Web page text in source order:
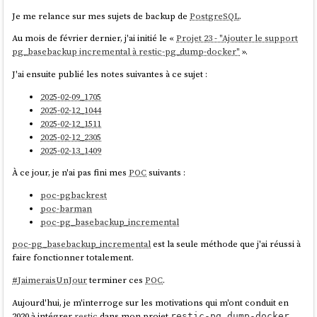
          contentType: 'text/markdown;
        },
        'terre/lune.md': {
          oid:
'153d9d6e9dfedb253c624c9f25fbdb7d8691a042',
          contentType: 'text/markdown;
charset=utf-8'
        },
        'mars.md': {
          oid:
          contentType: 'text/markdown;
charset=utf-8'
        },
        'terre/index.md': {
          oid:
'ccc921b7a66f18e98f4887189824eefe83c7e0b3',
          contentType: 'text/markdown;
        }
      },
      index: 3,
    image: stephaneklein/pg_back-docker-
sidecar:2.5.0-delete-local-file-after-upload
      POSTGRES_HOST: postgres1
      POSTGRES_PORT: 5432
      POSTGRES_USER: postgres
      POSTGRES_DBNAME: postgres
      POSTGRES_PASSWORD: password
      UPLOAD: "s3"
régulièrement, une fonctionnalité de typecron
Add upload_prefix option to pg_back.conf example file
Je me relance sur mes sujets de backup dePostgreSQL.
Au mois de février dernier, j'ai initié le «Projet 23 - "Ajouter le support
pg_basebackup incremental à restic-pg_dump-docker" ».
J'ai ensuite publié les notes suivantes à ce sujet :
2025-02-09_1705
2025-02-12_1044
2025-02-12_1511
2025-02-12_2305
2025-02-13_1409
À ce jour, je n'ai pas fini mesPOCsuivants :
poc-pgbackrest
poc-barman
poc-pg_basebackup_incremental
poc-pg_basebackup_incrementalest la seule méthode que j'ai réussi à
faire fonctionner totalement.
#JaimeraisUnJourterminer cesPOC.
Aujourd'hui, je m'interroge sur les motivations qui m'ont conduit en